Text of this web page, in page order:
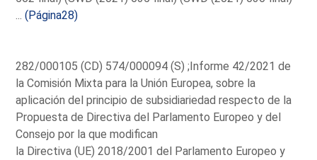
...(Página28)
282/000105 (CD) 574/000094 (S) ;Informe 42/2021 de
la Comisión Mixta para la Unión Europea, sobre la
aplicación del principio de subsidiariedad respecto de la
Propuesta de Directiva del Parlamento Europeo y del
Consejo por la que modifican
la Directiva (UE) 2018/2001 del Parlamento Europeo y